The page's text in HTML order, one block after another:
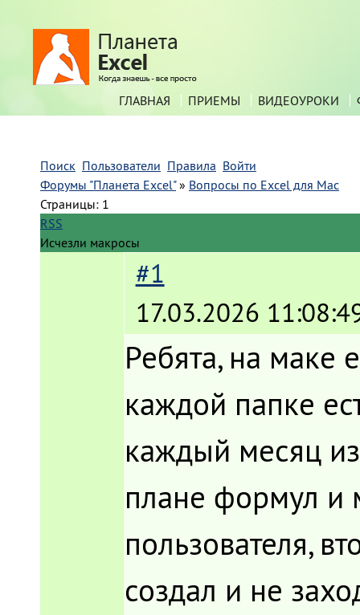
ГЛАВНАЯ ПРИЕМЫ ВИДЕОУРОКИ
Поиск Пользователи Правила Войти
Форумы "Планета Excel" » Вопросы по Excel для Mac
Страницы: 1
RSS
Исчезли макросы
#1
17.03.2026
Ребята, на маке
каждой папке
каждый месяц
плане формул и
пользователя,
создал и не